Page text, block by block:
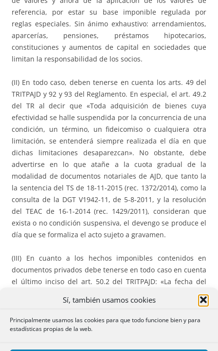
Sí, también usamos cookies
Principalmente usamos las cookies para que todo funcione bien y para
estadísticas propias de la web.
referencia, por estar su base imponible regulada por
reglas especiales. Sin ánimo exhaustivo: arrendamientos,
aparcerías, pensiones, préstamos hipotecarios,
constituciones y aumentos de capital en sociedades que
limitan la responsabilidad de los socios.
(II) En todo caso, deben tenerse en cuenta los arts. 49 del
TRITPAJD y 92 y 93 del Reglamento. En especial, el art. 49.2
del TR al decir que «Toda adquisición de bienes cuya
efectividad se halle suspendida por la concurrencia de una
condición, un término, un fideicomiso o cualquiera otra
limitación, se entenderá siempre realizada el día en que
dichas limitaciones desaparezcan». No obstante, debe
advertirse en lo que atañe a la cuota gradual de la
modalidad de documentos notariales de AJD, que tanto la
la sentencia del TS de 18-11-2015 (rec. 1372/2014), como la
consulta de la DGT V1942-11, de 5-8-2011, y la resolución
del TEAC de 16-1-2014 (rec. 1429/2011), consideran que
exista o no condición suspensiva, el devengo se produce el
día que se formaliza el acto sujeto a gravamen.
(III) En cuanto a los hechos imponibles contenidos en
documentos privados debe tenerse en todo caso en cuenta
el último inciso del art. 50.2 del TRITPAJD: «La fecha del
documento privado que prevalezca a efectos de
prescripción, conforme a lo dispuesto en este apartado,
determinará el régimen jurídico aplicable a la liquidación
que proceda por el acto o contrato incorporado al mismo».